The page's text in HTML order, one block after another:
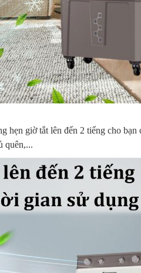
hẹn giờ tắt lên đến 2 tiếng cho bạn
quên,...